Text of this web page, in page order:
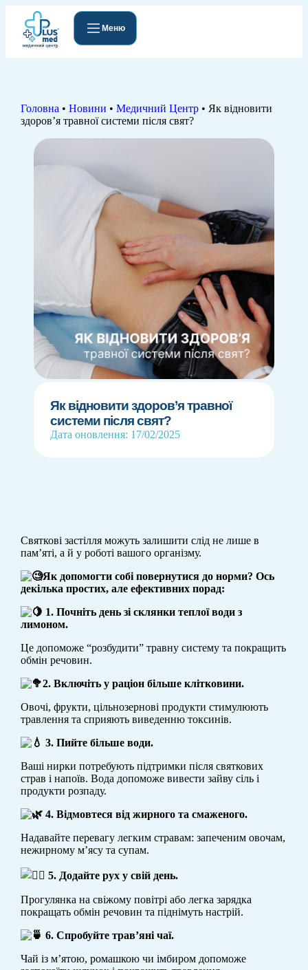
Меню
Головна • Новини • Медичний Центр• Як відновити
здоров’я травної системи після свят?
Як відновити здоров’я травної
системи після свят?
Дата оновлення: 17/02/2025
Святкові застілля можуть залишити слід не лише в
пам’яті, а й у роботі вашого організму.
Як допомогти собі повернутися до норми? Ось
декілька простих, але ефективних порад:
1. Почніть день зі склянки теплої води з
лимоном.
Це допоможе “розбудити” травну систему та покращить
обмін речовин.
2. Включіть у раціон більше клітковини.
Овочі, фрукти, цільнозернові продукти стимулюють
травлення та сприяють виведенню токсинів.
3. Пийте більше води.
Ваші нирки потребують підтримки після святкових
страв і напоїв. Вода допоможе вивести зайву сіль і
продукти розпаду.
4. Відмовтеся від жирного та смаженого.
Надавайте перевагу легким стравам: запеченим овочам,
нежирному м’ясу та супам.
5. Додайте рух у свій день.
Прогулянка на свіжому повітрі або легка зарядка
покращать обмін речовин та піднімуть настрій.
6. Спробуйте трав’яні чаї.
Чай із м’ятою, ромашкою чи імбиром допоможе